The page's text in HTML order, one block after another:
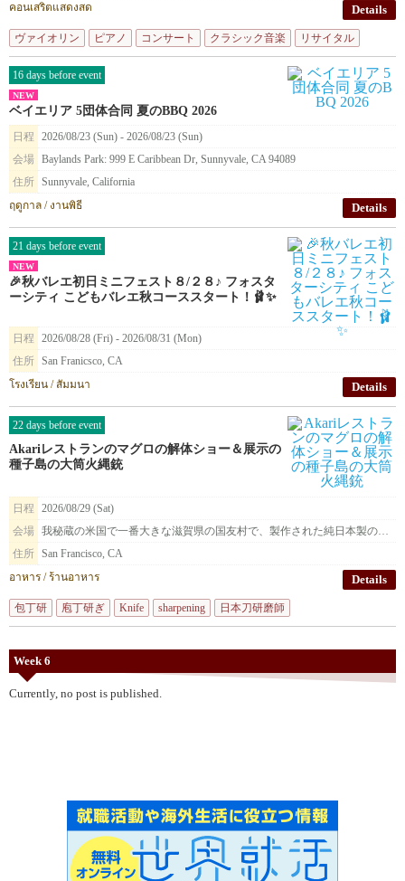
คอนเสริตแสดงสด
Details
ヴァイオリン ピアノ コンサート クラシック音楽 リサイタル
16 days before event
NEW
ベイエリア 5団体合同 夏のBBQ 2026
日程
2026/08/23 (Sun) - 2026/08/23 (Sun)
会場 Baylands Park: 999 E Caribbean Dr, Sunnyvale, CA 94089
住所 Sunnyvale, California
ฤดูกาล / งานพิธี
Details
21 days before event
NEW
🎉秋バレエ初日ミニフェスト８/２８♪ フォスタ
ーシティ こどもバレエ秋コーススタート！🩰✨
日程
2026/08/28 (Fri) - 2026/08/31 (Mon)
住所 San Franicsco, CA
โรงเรียน / สัมมนา
Details
22 days before event
Akariレストランのマグロの解体ショー＆展示の
種子島の大筒火縄銃
日程
2026/08/29 (Sat)
会場
我秘蔵の米国で一番大きな滋賀県の国友村で、製作された純日本製の種子島火縄銃を展示致します。
住所 San Francisco, CA
อาหาร / ร้านอาหาร
Details
包丁研 庖丁研ぎ Knife sharpening 日本刀研磨師
Week 6
Currently, no post is published.